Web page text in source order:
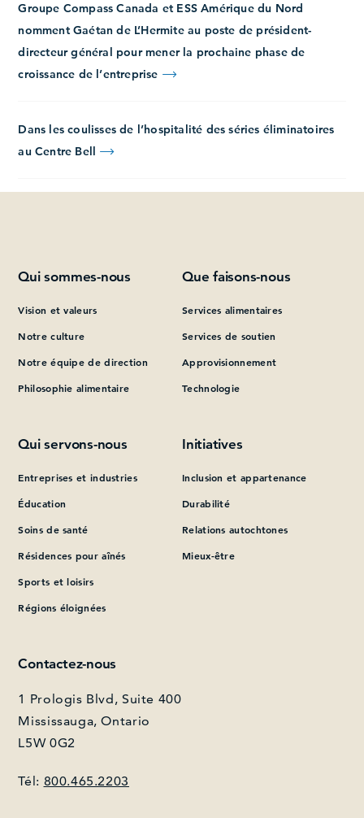
Groupe Compass Canada et ESS Amérique du Nord
nomment Gaétan de L’Hermite au poste de président-
directeur général pour mener la prochaine phase de
croissance de l’entreprise
Dans les coulisses de l’hospitalité des séries éliminatoires
au Centre Bell
Qui sommes-nous
Vision et valeurs
Notre culture
Notre équipe de direction
Philosophie alimentaire
Que faisons-nous
Services alimentaires
Services de soutien
Approvisionnement
Technologie
Qui servons-nous
Entreprises et industries
Éducation
Soins de santé
Résidences pour aînés
Sports et loisirs
Régions éloignées
Initiatives
Inclusion et appartenance
Durabilité
Relations autochtones
Mieux-être
Contactez-nous
1 Prologis Blvd, Suite 400
Mississauga, Ontario
L5W 0G2
Tél: 800.465.2203